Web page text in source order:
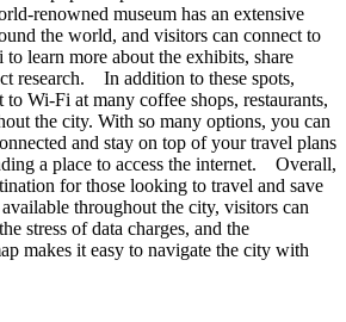
renowned museum has an extensive
the world, and visitors can connect to
learn more about the exhibits, share
research. In addition to these spots,
to Wi-Fi at many coffee shops, restaurants,
the city. With so many options, you can
and stay on top of your travel plans
a place to access the internet. Overall,
for those looking to travel and save
throughout the city, visitors can
stress of data charges, and the
makes it easy to navigate the city with